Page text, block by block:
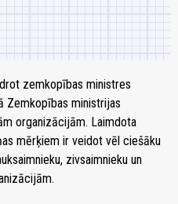
zemkopības ministres
Zemkopības ministrijas
organizācijām. Laimdota
mērķiem ir veidot vēl ciešāku
zivsaimnieku un